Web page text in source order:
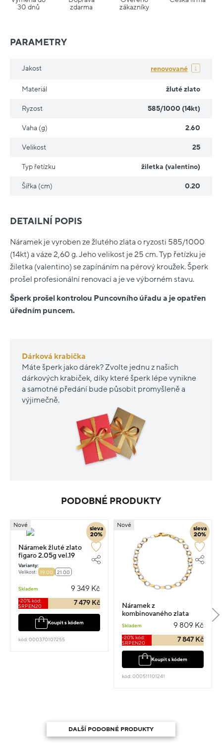
30 dnů
zdarma
zákazníky
DETAILNÍ POPIS
Náramek je vyroben ze žlutého zlata o ryzosti 585/1000
(14kt) a váze 2,60 g. Jeho velikost je 25 cm. Typ řetízku je
žiletka (valentino) se zapínáním na pérový kroužek. Šperk
prošel profesionální renovací a je ve výborném stavu.
Šperk prošel kontrolou Puncovního úřadu a je opatřen
úředním puncem.
Dárková krabička
Máte šperk jako dárek? Zvolte jednu z našich
dárkových krabiček, díky které šperk lépe vynikne
a samotné předání bude působit promyšleně a
výjimečně.
PARAMETRY
Jakost renovované
Materiál žluté zlato
Ryzost 585/1000 (14kt)
Vaha (g) 2.60
Velikost 25
Typ řetízku žiletka (valentino)
Šířka (cm) 0.20
PODOBNÉ PRODUKTY
sleva
20%
Nové
Náramek žluté zlato
figaro 2.05g vel.19
Varianty:
Velikost:
19.00 21.00
Skladem 9 349 Kč
-20% kód:
SRPEN20
7 479 Kč
Koupit s kódem
kód: 000370107255
sleva
20%
Nové
Náramek z
kombinovaného zlata
Skladem 9 809 Kč
-20% kód:
SRPEN20
7 847 Kč
Koupit s kódem
kód: 000511101241
DALŠÍ PODOBNÉ PRODUKTY